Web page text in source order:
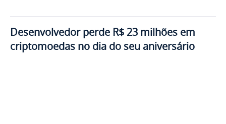
Desenvolvedor perde R$ 23 milhões em
criptomoedas no dia do seu aniversário